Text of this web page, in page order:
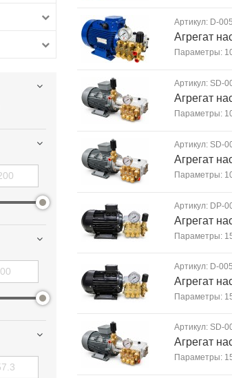
Артикул: D-
Агрегат
Параметры:
Артикул: SD-
Агрегат
Параметры:
Артикул: SD-
Агрегат
Параметры:
Артикул: DP-
Агрегат
Параметры:
Артикул: D-
Агрегат
Параметры:
Артикул: SD-
Агрегат
Параметры: